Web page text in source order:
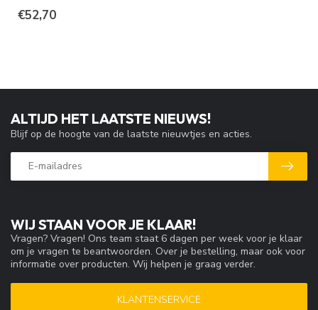
€52,70
WIJ STAAN VOOR JE KLAAR!
Vragen? Vragen! Ons team staat 6 dagen per week voor je klaar
om je vragen te beantwoorden. Over je bestelling, maar ook voor
informatie over producten. Wij helpen je graag verder.
KLANTENSERVICE
ALTIJD HET LAATSTE NIEUWS!
Blijf op de hoogte van de laatste nieuwtjes en acties.